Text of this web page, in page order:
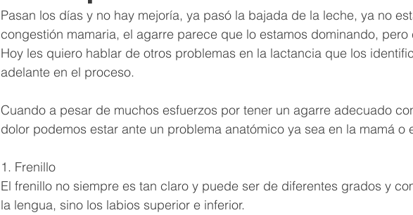
Pasan los días y no hay mejoría, ya pasó la bajada de la leche, ya no
congestión mamaria, el agarre parece que lo estamos dominando,
Hoy les quiero hablar de otros problemas en la lactancia que los
adelante en el proceso.
Cuando a pesar de muchos esfuerzos por tener un agarre adecuado
dolor podemos estar ante un problema anatómico ya sea en la mamá o
1. Frenillo
El frenillo no siempre es tan claro y puede ser de diferentes grados y
la lengua, sino los labios superior e inferior.